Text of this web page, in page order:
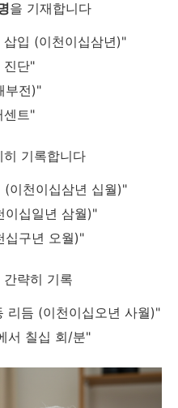
을 기재합니다
입 (이천이십삼년)"
진단"
부전)"
센트"
히 기록합니다
이천이십삼년 십월)"
이십일년 삼월)"
십구년 오월)"
간략히 기록
리듬 (이천이십오년 사월)"
서 칠십 회/분"